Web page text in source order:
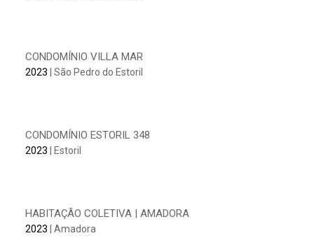
CONDOMÍNIO VILLA MAR
2023 | São Pedro do Estoril
CONDOMÍNIO ESTORIL 348
2023 | Estoril
HABITAÇÃO COLETIVA | AMADORA
2023 | Amadora